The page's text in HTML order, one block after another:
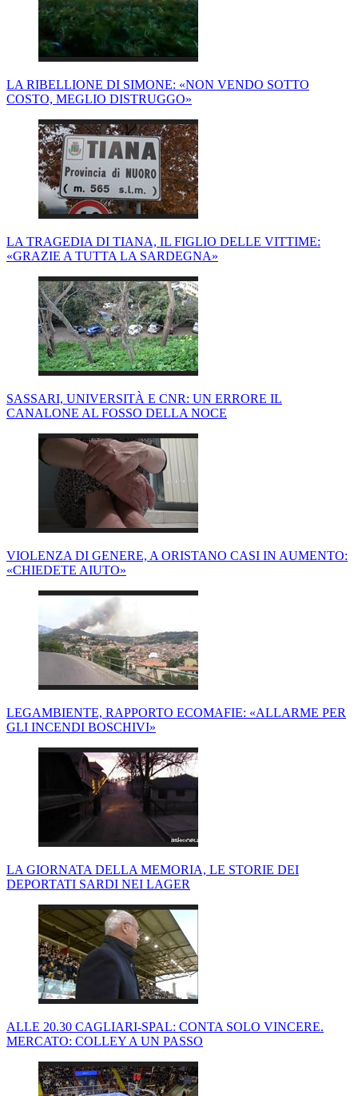
LA RIBELLIONE DI SIMONE: «NON VENDO SOTTO
COSTO, MEGLIO DISTRUGGO»
LA TRAGEDIA DI TIANA, IL FIGLIO DELLE VITTIME:
«GRAZIE A TUTTA LA SARDEGNA»
SASSARI, UNIVERSITÀ E CNR: UN ERRORE IL
CANALONE AL FOSSO DELLA NOCE
VIOLENZA DI GENERE, A ORISTANO CASI IN AUMENTO:
«CHIEDETE AIUTO»
LEGAMBIENTE, RAPPORTO ECOMAFIE: «ALLARME PER
GLI INCENDI BOSCHIVI»
LA GIORNATA DELLA MEMORIA, LE STORIE DEI
DEPORTATI SARDI NEI LAGER
ALLE 20.30 CAGLIARI-SPAL: CONTA SOLO VINCERE.
MERCATO: COLLEY A UN PASSO